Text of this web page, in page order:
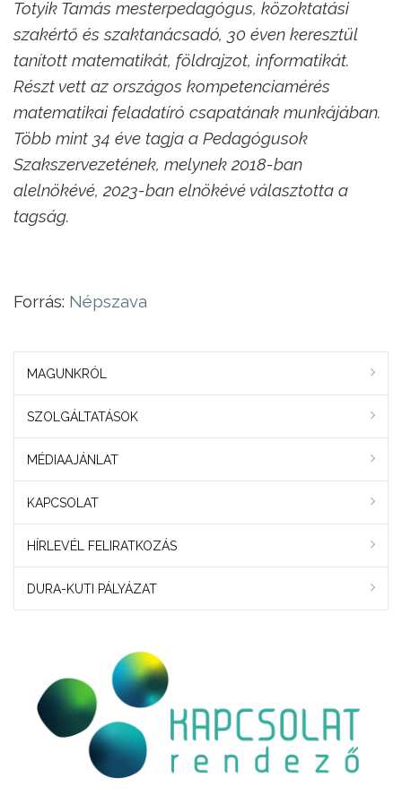
Totyik Tamás mesterpedagógus, közoktatási
szakértő és szaktanácsadó, 30 éven keresztül
tanított matematikát, földrajzot, informatikát.
Részt vett az országos kompetenciamérés
matematikai feladatíró csapatának munkájában.
Több mint 34 éve tagja a Pedagógusok
Szakszervezetének, melynek 2018-ban
alelnökévé, 2023-ban elnökévé választotta a
tagság.
Forrás: Népszava
MAGUNKRÓL
SZOLGÁLTATÁSOK
MÉDIAAJÁNLAT
KAPCSOLAT
HÍRLEVÉL FELIRATKOZÁS
DURA-KUTI PÁLYÁZAT